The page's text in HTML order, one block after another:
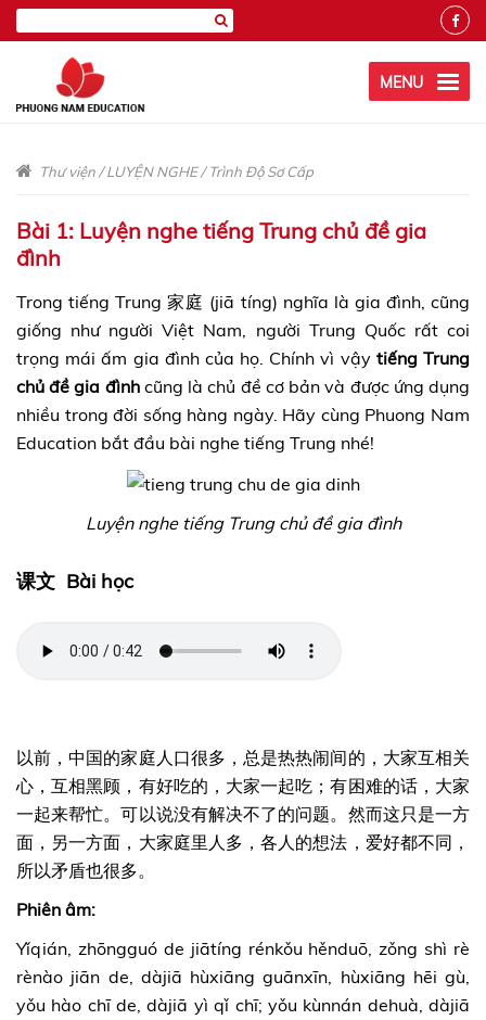
MENU
Thư viện/LUYỆN NGHE/Trình Độ Sơ Cấp
Bài 1: Luyện nghe tiếng Trung chủ đề gia
đình
Trong tiếng Trung 家庭 (jiā tíng) nghĩa là gia đình, cũng
giống như người Việt Nam, người Trung Quốc rất coi
trọng mái ấm gia đình của họ. Chính vì vậy tiếng Trung
chủ đề gia đìnhcũng là chủ đề cơ bản và được ứng dụng
nhiều trong đời sống hàng ngày. Hãy cùng Phuong Nam
Education bắt đầu bài nghe tiếng Trung nhé!
Luyện nghe tiếng Trung chủ đề gia đình
课文 Bài học
以前，中国的家庭人口很多，总是热热闹间的，大家互相关
心，互相黑顾，有好吃的，大家一起吃；有困难的话，大家
一起来帮忙。可以说没有解决不了的问题。然而这只是一方
面，另一方面，大家庭里人多，各人的想法，爱好都不同，
所以矛盾也很多。
Phiên âm:
Yǐqián, zhōngguó de jiātíng rénkǒu hěnduō, zǒng shì rè
rènào jiān de, dàjiā hùxiāng guānxīn, hùxiāng hēi gù,
yǒu hào chī de, dàjiā yì qǐ chī; yǒu kùnnán dehuà, dàjiā